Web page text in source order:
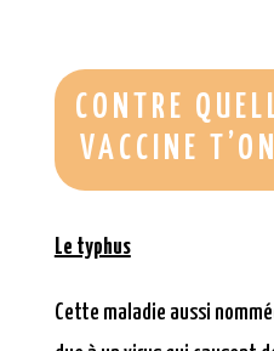
CONTRE
VACCINE
Le typhus
Cette maladie aussi